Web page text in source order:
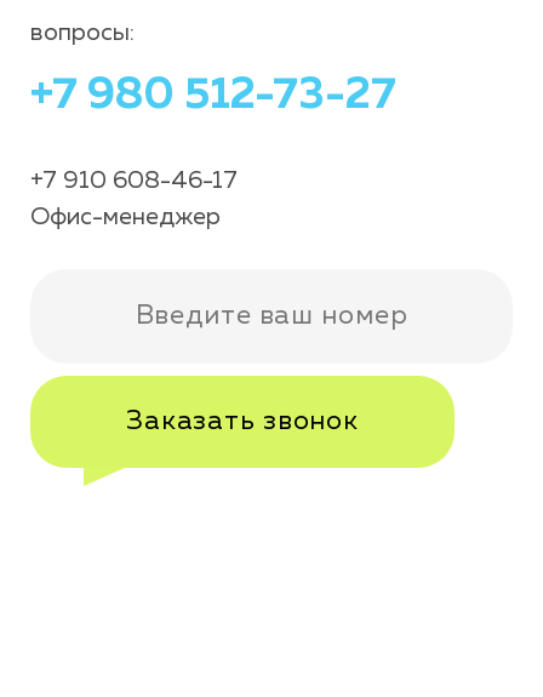
вопросы:
+7 980 512-73-27
+7 910 608-46-17
Офис-менеджер
Заказать звонок